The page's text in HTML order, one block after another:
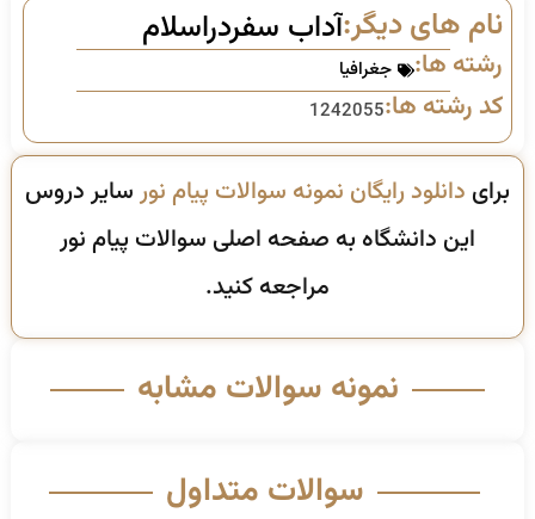
نام های دیگر:آداب سفردراسلام
رشته ها: جغرافیا
کد رشته ها:1242055
برای دانلود رایگان نمونه سوالات پیام نورسایر دروس
این دانشگاه به صفحه اصلی سوالات پیام نور
مراجعه کنید.
نمونه سوالات مشابه
سوالات متداول